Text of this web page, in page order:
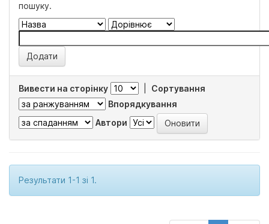
пошуку.
Вивести на сторінку
Сортування
Впорядкування
Автори
Результати 1-1 зі 1.